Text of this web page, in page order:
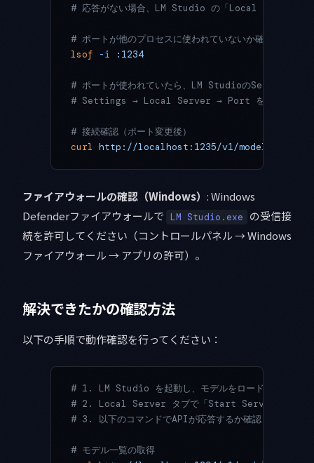
# 応答がない場合、LM Studio の「Local Server」タ
# ポートが他のプロセスに使われていないか確認（
lsof -i :1234
# ポートが使われていたら、LM StudioのServer設定で
# Settings → Local Server → Port を 1234 以外
# 接続確認（ポート変更後）
curl http://localhost:1235/v1/models
ファイアウォールの確認（Windows） : Windows
Defenderファイアウォールで LM Studio.exe
の受信接
続を許可してください（コントロールパネル → Windows
ファイアウォール → アプリの許可）。
解決できたかの確認方法
以下の手順で動作確認を行ってください：
# 1. LM Studio を起動し、モデルをロード
# 2. Local Server タブで「Start Server」をクリ
# 3. 以下のコマンドでAPIが応答するか確認
# モデル一覧の取得